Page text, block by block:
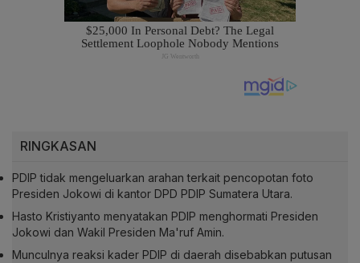
RINGKASAN
PDIP tidak mengeluarkan arahan terkait pencopotan foto
Presiden Jokowi di kantor DPD PDIP Sumatera Utara.
Hasto Kristiyanto menyatakan PDIP menghormati Presiden
Jokowi dan Wakil Presiden Ma'ruf Amin.
Munculnya reaksi kader PDIP di daerah disebabkan putusan